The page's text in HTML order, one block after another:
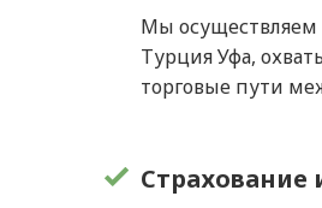
Мы осуществляем
Турция Уфа,
торговые пути
Страхование